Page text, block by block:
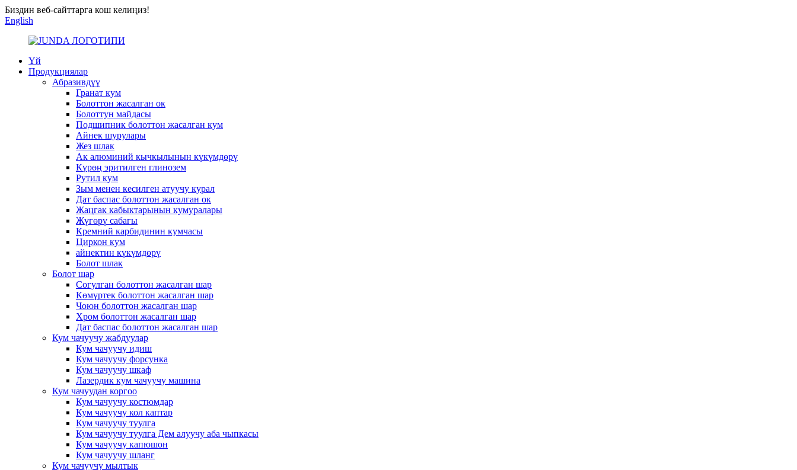
Биздин веб-сайттарга кош келиңиз!
English
Үй
Продукциялар
Абразивдүү
Гранат кум
Болоттон жасалган ок
Болоттун майдасы
Подшипник болоттон жасалган кум
Айнек шурулары
Жез шлак
Ак алюминий кычкылынын күкүмдөрү
Күрөң эритилген глинозем
Рутил кум
Зым менен кесилген атуучу курал
Дат баспас болоттон жасалган ок
Жаңгак кабыктарынын кумуралары
Жүгөрү сабагы
Кремний карбидинин кумчасы
Циркон кум
айнектин күкүмдөрү
Болот шлак
Болот шар
Согулган болоттон жасалган шар
Көмүртек болоттон жасалган шар
Чоюн болоттон жасалган шар
Хром болоттон жасалган шар
Дат баспас болоттон жасалган шар
Кум чачуучу жабдуулар
Кум чачуучу идиш
Кум чачуучу форсунка
Кум чачуучу шкаф
Лазердик кум чачуучу машина
Кум чачуудан коргоо
Кум чачуучу костюмдар
Кум чачуучу кол каптар
Кум чачуучу туулга
Кум чачуучу туулга Дем алуучу аба чыпкасы
Кум чачуучу капюшон
Кум чачуучу шланг
Кум чачуучу мылтык